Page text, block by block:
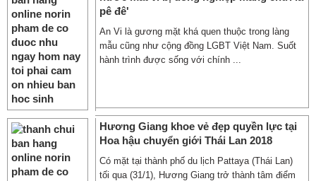
pê đê'
An Vi là gương mặt khá quen thuộc trong làng
mẫu cũng như cộng đồng LGBT Việt Nam. Suốt
hành trình được sống với chính ...
Hương Giang khoe vẻ đẹp quyền lực tại
Hoa hậu chuyển giới Thái Lan 2018
Có mặt tại thành phố du lịch Pattaya (Thái Lan)
tối qua (31/1), Hương Giang trở thành tâm điểm